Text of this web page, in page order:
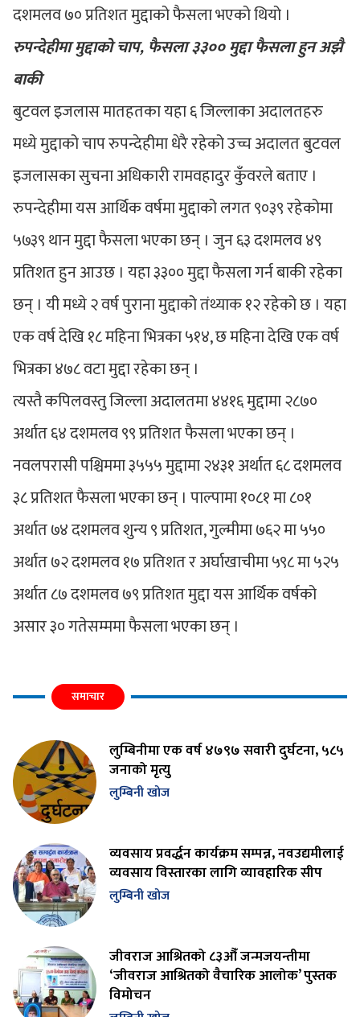
दशमलव ७० प्रतिशत मुद्दाको फैसला भएको थियो ।
रुपन्देहीमा मुद्दाको चाप, फैसला ३३०० मुद्दा फैसला हुन अझै
बाकी
बुटवल इजलास मातहतका यहा ६ जिल्लाका अदालतहरु
मध्ये मुद्दाको चाप रुपन्देहीमा धेरै रहेको उच्च अदालत बुटवल
इजलासका सुचना अधिकारी रामवहादुर कुँवरले बताए ।
रुपन्देहीमा यस आर्थिक वर्षमा मुद्दाको लगत ९०३९ रहेकोमा
५७३९ थान मुद्दा फैसला भएका छन् । जुन ६३ दशमलव ४९
प्रतिशत हुन आउछ । यहा ३३०० मुद्दा फैसला गर्न बाकी रहेका
छन् । यी मध्ये २ वर्ष पुराना मुद्दाको तंथ्याक १२ रहेको छ । यहा
एक वर्ष देखि १८ महिना भित्रका ५१४, छ महिना देखि एक वर्ष
भित्रका ४७८ वटा मुद्दा रहेका छन् ।
त्यस्तै कपिलवस्तु जिल्ला अदालतमा ४४१६ मुद्दामा २८७०
अर्थात ६४ दशमलव ९९ प्रतिशत फैसला भएका छन् ।
नवलपरासी पश्चिममा ३५५५ मुद्दामा २४३१ अर्थात ६८ दशमलव
३८ प्रतिशत फैसला भएका छन् । पाल्पामा १०८१ मा ८०१
अर्थात ७४ दशमलव शुन्य ९ प्रतिशत, गुल्मीमा ७६२ मा ५५०
अर्थात ७२ दशमलव १७ प्रतिशत र अर्घाखाचीमा ५९८ मा ५२५
अर्थात ८७ दशमलव ७९ प्रतिशत मुद्दा यस आर्थिक वर्षको
असार ३० गतेसम्ममा फैसला भएका छन् ।
समाचार
लुम्बिनीमा एक वर्ष ४७९७ सवारी दुर्घटना, ५८५
जनाको मृत्यु
लुम्बिनी खोज
व्यवसाय प्रवर्द्धन कार्यक्रम सम्पन्न, नवउद्यमीलाई
व्यवसाय विस्तारका लागि व्यावहारिक सीप
लुम्बिनी खोज
जीवराज आश्रितको ८३औँ जन्मजयन्तीमा
‘जीवराज आश्रितको वैचारिक आलोक’ पुस्तक
विमोचन